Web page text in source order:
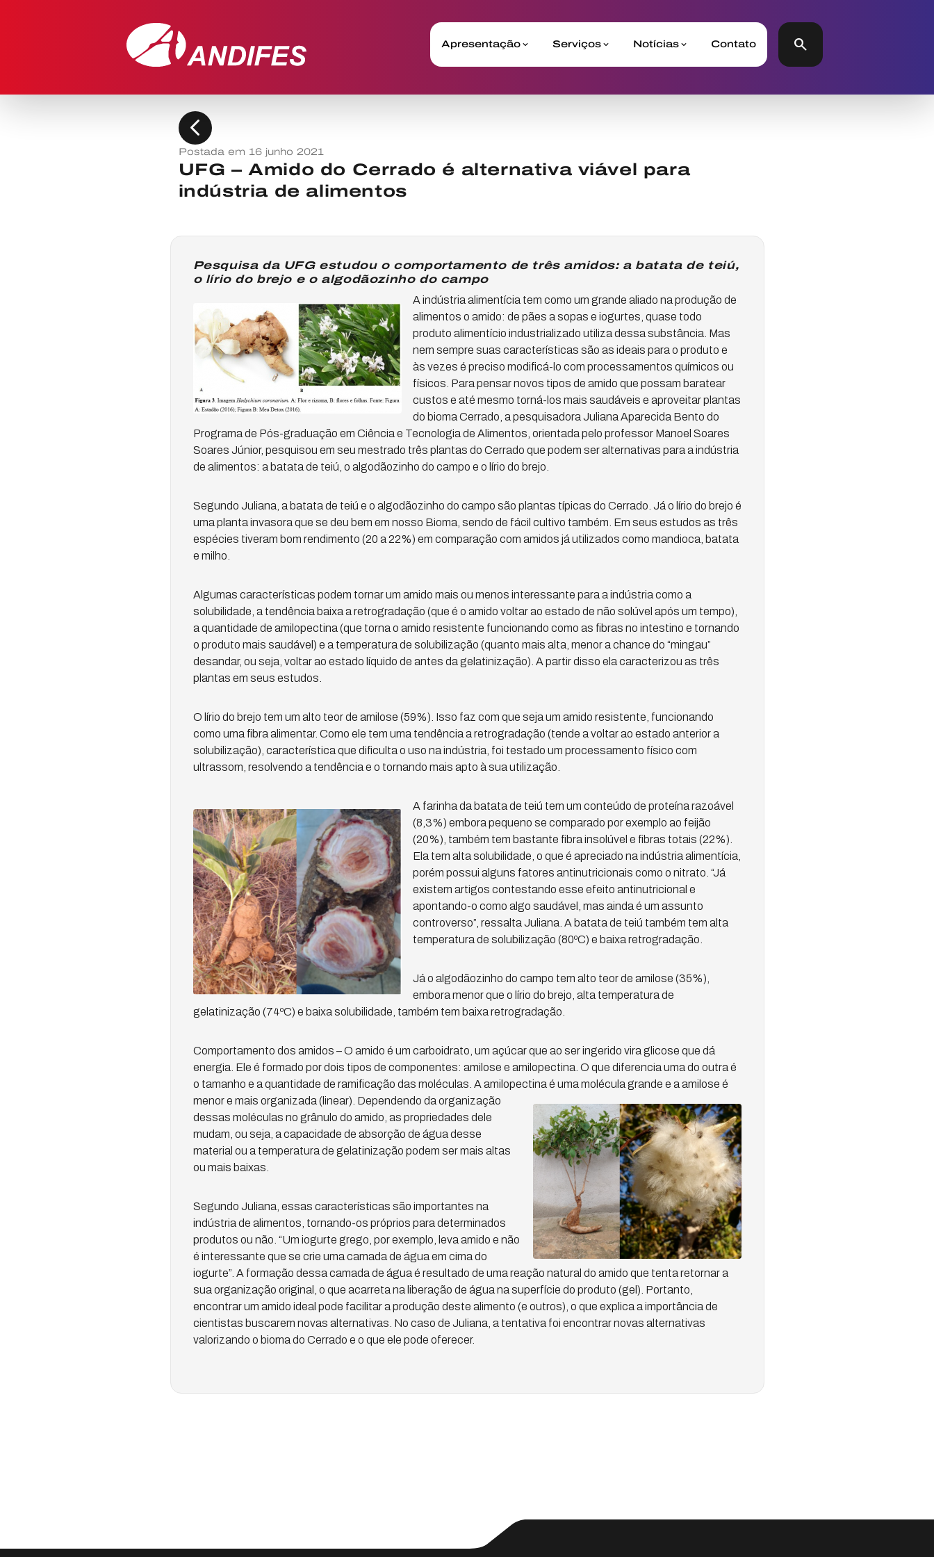
Apresentação Serviços Notícias Contato search
chevron_left
Postada em 16 junho 2021
UFG – Amido do Cerrado é alternativa viável para
indústria de alimentos
Pesquisa da UFG estudou o comportamento de três amidos: a batata de teiú,
o lírio do brejo e o algodãozinho do campo
A indústria alimentícia tem como um grande aliado na produção de
alimentos o amido: de pães a sopas e iogurtes, quase todo
produto alimentício industrializado utiliza dessa substância. Mas
nem sempre suas características são as ideais para o produto e
às vezes é preciso modificá-lo com processamentos químicos ou
físicos. Para pensar novos tipos de amido que possam baratear
custos e até mesmo torná-los mais saudáveis e aproveitar plantas
do bioma Cerrado, a pesquisadora Juliana Aparecida Bento do
Programa de Pós-graduação em Ciência e Tecnologia de Alimentos, orientada pelo professor Manoel Soares
Soares Júnior, pesquisou em seu mestrado três plantas do Cerrado que podem ser alternativas para a indústria
de alimentos: a batata de teiú, o algodãozinho do campo e o lírio do brejo.
Segundo Juliana, a batata de teiú e o algodãozinho do campo são plantas típicas do Cerrado. Já o lírio do brejo é
uma planta invasora que se deu bem em nosso Bioma, sendo de fácil cultivo também. Em seus estudos as três
espécies tiveram bom rendimento (20 a 22%) em comparação com amidos já utilizados como mandioca, batata
e milho.
Algumas características podem tornar um amido mais ou menos interessante para a indústria como a
solubilidade, a tendência baixa a retrogradação (que é o amido voltar ao estado de não solúvel após um tempo),
a quantidade de amilopectina (que torna o amido resistente funcionando como as fibras no intestino e tornando
o produto mais saudável) e a temperatura de solubilização (quanto mais alta, menor a chance do “mingau”
desandar, ou seja, voltar ao estado líquido de antes da gelatinização). A partir disso ela caracterizou as três
plantas em seus estudos.
O lírio do brejo tem um alto teor de amilose (59%). Isso faz com que seja um amido resistente, funcionando
como uma fibra alimentar. Como ele tem uma tendência a retrogradação (tende a voltar ao estado anterior a
solubilização), característica que dificulta o uso na indústria, foi testado um processamento físico com
ultrassom, resolvendo a tendência e o tornando mais apto à sua utilização.
A farinha da batata de teiú tem um conteúdo de proteína razoável
(8,3%) embora pequeno se comparado por exemplo ao feijão
(20%), também tem bastante fibra insolúvel e fibras totais (22%).
Ela tem alta solubilidade, o que é apreciado na indústria alimentícia,
porém possui alguns fatores antinutricionais como o nitrato. “Já
existem artigos contestando esse efeito antinutricional e
apontando-o como algo saudável, mas ainda é um assunto
controverso”, ressalta Juliana. A batata de teiú também tem alta
temperatura de solubilização (80ºC) e baixa retrogradação.
Já o algodãozinho do campo tem alto teor de amilose (35%),
embora menor que o lírio do brejo, alta temperatura de
gelatinização (74ºC) e baixa solubilidade, também tem baixa retrogradação.
Comportamento dos amidos – O amido é um carboidrato, um açúcar que ao ser ingerido vira glicose que dá
energia. Ele é formado por dois tipos de componentes: amilose e amilopectina. O que diferencia uma do outra é
o tamanho e a quantidade de ramificação das moléculas. A amilopectina é uma molécula grande e a amilose é
menor e mais organizada (linear). Dependendo da organização
dessas moléculas no grânulo do amido, as propriedades dele
mudam, ou seja, a capacidade de absorção de água desse
material ou a temperatura de gelatinização podem ser mais altas
ou mais baixas.
Segundo Juliana, essas características são importantes na
indústria de alimentos, tornando-os próprios para determinados
produtos ou não. “Um iogurte grego, por exemplo, leva amido e não
é interessante que se crie uma camada de água em cima do
iogurte”. A formação dessa camada de água é resultado de uma reação natural do amido que tenta retornar a
sua organização original, o que acarreta na liberação de água na superfície do produto (gel). Portanto,
encontrar um amido ideal pode facilitar a produção deste alimento (e outros), o que explica a importância de
cientistas buscarem novas alternativas. No caso de Juliana, a tentativa foi encontrar novas alternativas
valorizando o bioma do Cerrado e o que ele pode oferecer.